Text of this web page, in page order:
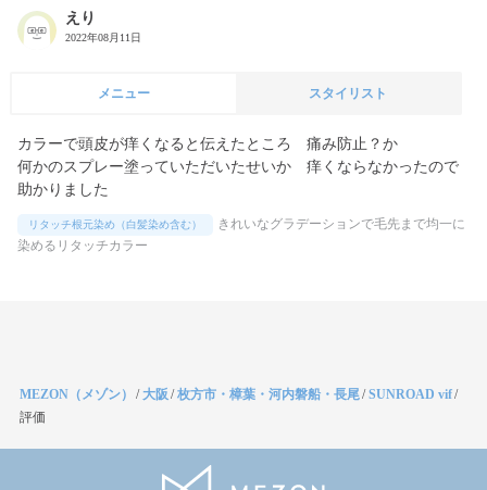
えり
2022年08月11日
メニュー スタイリスト
カラーで頭皮が痒くなると伝えたところ　痛み防止？か
何かのスプレー塗っていただいたせいか　痒くならなかったので
助かりました
リタッチ根元染め（白髪染め含む）
きれいなグラデーションで毛先まで均一に
染めるリタッチカラー
MEZON（メゾン） /大阪 /枚方市・樟葉・河内磐船・長尾/SUNROAD vif/
評価